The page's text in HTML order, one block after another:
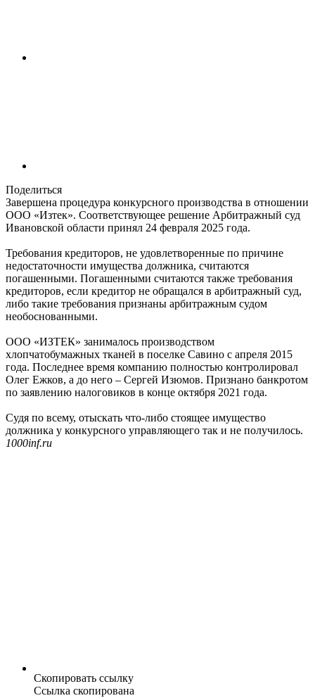
Поделиться
Завершена процедура конкурсного производства в отношении
ООО «Изтек». Соответствующее решение Арбитражный суд
Ивановской области принял 24 февраля 2025 года.
Требования кредиторов, не удовлетворенные по причине
недостаточности имущества должника, считаются
погашенными. Погашенными считаются также требования
кредиторов, если кредитор не обращался в арбитражный суд,
либо такие требования признаны арбитражным судом
необоснованными.
ООО «ИЗТЕК» занималось производством
хлопчатобумажных тканей в поселке Савино с апреля 2015
года. Последнее время компанию полностью контролировал
Олег Ежков, а до него – Сергей Изюмов. Признано банкротом
по заявлению налоговиков в конце октября 2021 года.
Судя по всему, отыскать что-либо стоящее имущество
должника у конкурсного управляющего так и не получилось.
1000inf.ru
Скопировать ссылку
Ссылка скопирована